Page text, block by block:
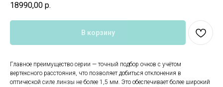
18990,00 р.
В корзину
Главное преимущество серии — точный подбор очков с учётом
вертексного расстояния, что позволяет добиться отклонения в
оптической силе линзы не более 1,5 мм. Это обеспечивает более широкий